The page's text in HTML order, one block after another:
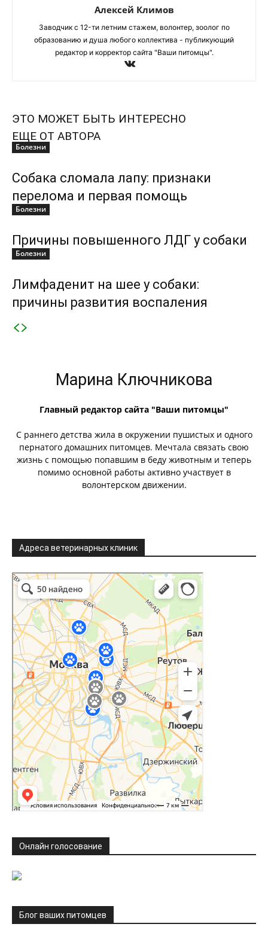
Алексей Климов
Заводчик c 12-ти летним стажем, волонтер, зоолог по
образованию и душа любого коллектива - публикующий
редактор и корректор сайта "Ваши питомцы".
ЭТО МОЖЕТ БЫТЬ ИНТЕРЕСНО
ЕЩЕ ОТ АВТОРА
Болезни
Собака сломала лапу: признаки
перелома и первая помощь
Болезни
Причины повышенного ЛДГ у собаки
Болезни
Лимфаденит на шее у собаки:
причины развития воспаления
Марина Ключникова
Главный редактор сайта "Ваши питомцы"
С раннего детства жила в окружении пушистых и одного
пернатого домашних питомцев. Мечтала связать свою
жизнь с помощью попавшим в беду животным и теперь
помимо основной работы активно участвует в
волонтерском движении.
Адреса ветеринарных клиник
Онлайн голосование
Блог ваших питомцев